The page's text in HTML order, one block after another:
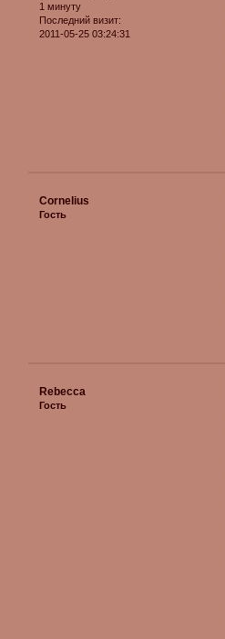
1 минуту
Последний визит:
2011-05-25 03:24:31
Cornelius
Гость
Rebecca
Гость